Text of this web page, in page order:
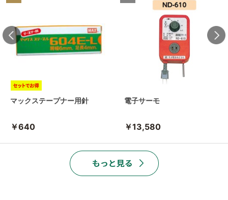
マックステープナー用針
￥640
電子サーモ
￥13,580